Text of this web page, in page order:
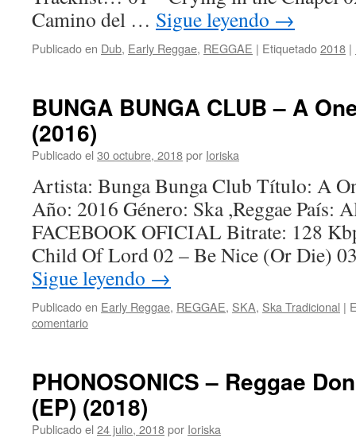
Camino del … Sigue leyendo →
Publicado en Dub, Early Reggae, REGGAE | Etiquetado2018 |
BUNGA BUNGA CLUB – A
(2016)
Publicado el 30 octubre, 2018por Ioriska
Artista: Bunga Bunga Club Título: A
Año: 2016 Género: Ska ,Reggae País:
FACEBOOK OFICIAL Bitrate: 128
Child Of Lord 02 – Be Nice (Or Die)
Sigue leyendo →
Publicado en Early Reggae, REGGAE, SKA, Ska Tradicional |
comentario
PHONOSONICS – Reggae
(EP) (2018)
Publicado el 24 julio, 2018por Ioriska